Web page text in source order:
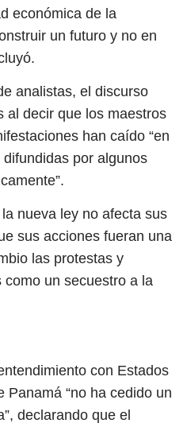
económica de la
un futuro y no en
analistas, el discurso
al decir que los maestros
han caído “en
por algunos
nueva ley no afecta sus
sus acciones fueran una
las protestas y
un secuestro a la
con Estados
Panamá “no ha cedido un
declarando que el